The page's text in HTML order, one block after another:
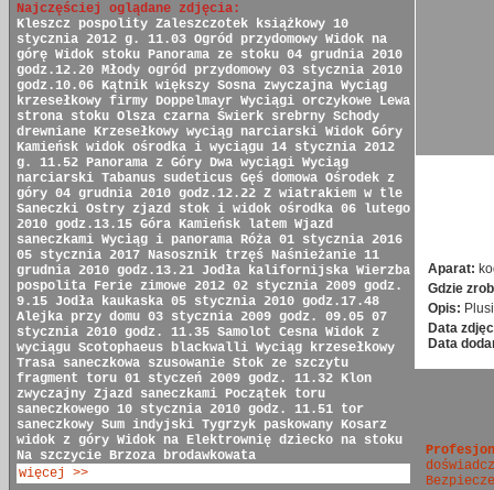
Najczęściej oglądane zdjęcia:
Kleszcz pospolity Zaleszczotek książkowy 10
stycznia 2012 g. 11.03 Ogród przydomowy Widok na
górę Widok stoku Panorama ze stoku 04 grudnia 2010
godz.12.20 Młody ogród przydomowy 03 stycznia 2010
godz.10.06 Kątnik większy Sosna zwyczajna Wyciąg
krzesełkowy firmy Doppelmayr Wyciągi orczykowe Lewa
strona stoku Olsza czarna Świerk srebrny Schody
drewniane Krzesełkowy wyciąg narciarski Widok Góry
Kamieńsk widok ośrodka i wyciągu 14 stycznia 2012
g. 11.52 Panorama z Góry Dwa wyciągi Wyciąg
narciarski Tabanus sudeticus Gęś domowa Ośrodek z
góry 04 grudnia 2010 godz.12.22 Z wiatrakiem w tle
Saneczki Ostry zjazd stok i widok ośrodka 06 lutego
2010 godz.13.15 Góra Kamieńsk latem Wjazd
saneczkami Wyciąg i panorama Róża 01 stycznia 2016
05 stycznia 2017 Nasosznik trzęś Naśnieżanie 11
grudnia 2010 godz.13.21 Jodła kalifornijska Wierzba
pospolita Ferie zimowe 2012 02 stycznia 2009 godz.
9.15 Jodła kaukaska 05 stycznia 2010 godz.17.48
Alejka przy domu 03 stycznia 2009 godz. 09.05 07
stycznia 2010 godz. 11.35 Samolot Cesna Widok z
wyciągu Scotophaeus blackwalli Wyciąg krzesełkowy
Trasa saneczkowa szusowanie Stok ze szczytu
fragment toru 01 styczeń 2009 godz. 11.32 Klon
zwyczajny Zjazd saneczkami Początek toru
saneczkowego 10 stycznia 2010 godz. 11.51 tor
saneczkowy Sum indyjski Tygrzyk paskowany Kosarz
widok z góry Widok na Elektrownię dziecko na stoku
Na szczycie Brzoza brodawkowata
więcej >>
Aparat:
Gdzie
Opis:
Data
Data